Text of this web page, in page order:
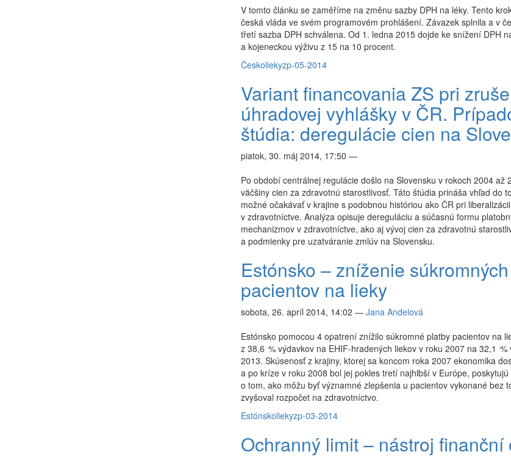
V tomto článku se zaměříme na změnu sazby DPH na léky. Tento
česká vláda ve svém programovém prohlášení. Závazek splnila a v
třetí sazba DPH schválena. Od 1. ledna 2015 dojde ke snížení DPH
a kojeneckou výživu z 15 na 10 procent.
Českoliekyzp-05-2014
Variant financovania ZS pri
úhradovej vyhlášky v ČR.
štúdia: deregulácie cien na
piatok, 30. máj 2014, 17:50 —
Po období centrálnej regulácie došlo na Slovensku v rokoch 2004 až
väčšiny cien za zdravotnú starostlivosť. Táto štúdia prináša vhľad do
možné očakávať v krajine s podobnou históriou ako ČR pri
v zdravotníctve. Analýza opisuje dereguláciu a súčasnú formu
mechanizmov v zdravotníctve, ako aj vývoj cien za zdravotnú
a podmienky pre uzatváranie zmlúv na Slovensku.
Estónsko – zníženie
pacientov na lieky
sobota, 26. apríl 2014, 14:02 — Jana Andelová
Estónsko pomocou 4 opatrení znížilo súkromné platby pacientov na
z 38,6 % výdavkov na EHIF-hradených liekov v roku 2007 na 32,1 %
2013. Skúsenosť z krajiny, ktorej sa koncom roka 2007 ekonomika
a po kríze v roku 2008 bol jej pokles tretí najhlbší v Európe,
o tom, ako môžu byť významné zlepšenia u pacientov vykonané bez
zvyšoval rozpočet na zdravotníctvo.
Estónskoliekyzp-03-2014
Ochranný limit – nástroj finanční